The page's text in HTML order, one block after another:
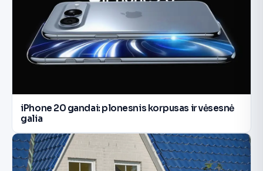
iPhone 20 gandai: plonesnis korpusas ir vėsesnė
galia